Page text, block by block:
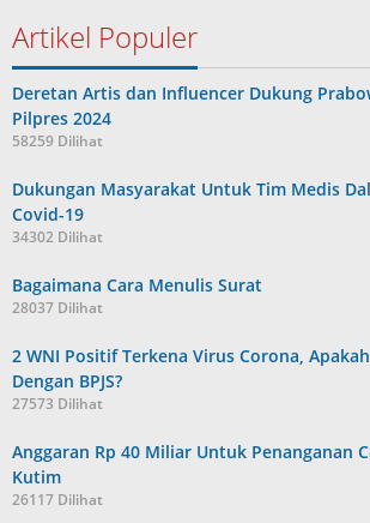
Artikel Populer
Deretan Artis dan Influencer Dukung
Pilpres 2024
58259 Dilihat
Dukungan Masyarakat Untuk Tim Medis
Covid-19
34302 Dilihat
Bagaimana Cara Menulis Surat
28037 Dilihat
2 WNI Positif Terkena Virus Corona,
Dengan BPJS?
27573 Dilihat
Anggaran Rp 40 Miliar Untuk Penanganan
Kutim
26117 Dilihat